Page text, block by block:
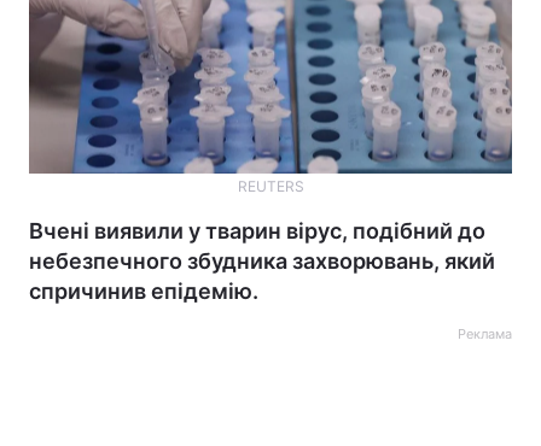
REUTERS
Вчені виявили у тварин вірус, подібний до
небезпечного збудника захворювань, який
спричинив епідемію.
Реклама